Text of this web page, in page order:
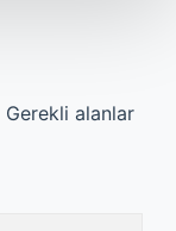
Gerekli alanlar